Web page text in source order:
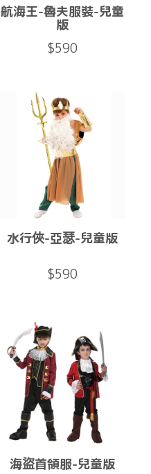
航海王-魯夫服裝-兒童
版
$590
水行俠-亞瑟-兒童版
$590
海盜首領服-兒童版